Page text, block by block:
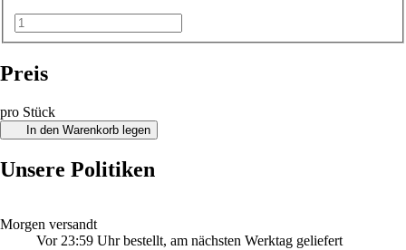
Preis
pro Stück
In den Warenkorb legen
Unsere Politiken
Morgen versandt
Vor 23:59 Uhr bestellt, am nächsten Werktag geliefert